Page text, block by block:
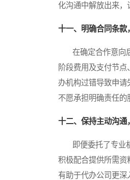
化沟通中解放出来，
十一、明确合同条款
在确定合作意向后
阶段费用及支付节
办机构过错导致申
不愿承担明确责任的
十二、保持主动沟通
即便委托了专业机
积极配合提供所需资
有助于代办公司更深